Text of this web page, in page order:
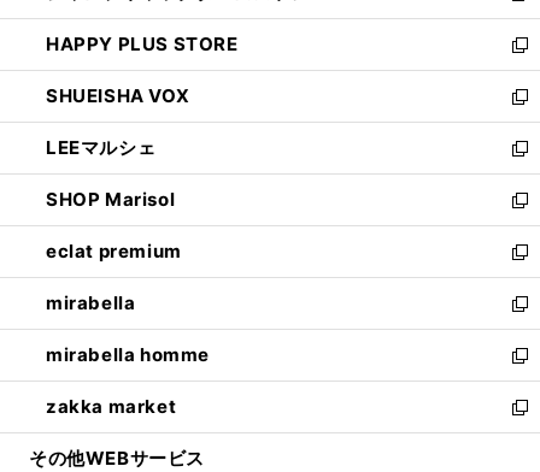
ン
ド
ウ
で
開
く
ウ
ィ
ン
ド
ウ
で
開
く
し
い
ウ
ィ
ン
ド
ウ
で
開
く
HAPPY PLUS STORE
新
し
い
ウ
ィ
ン
ド
ウ
で
開
く
SHUEISHA VOX
新
し
い
ウ
ィ
ン
ド
ウ
で
開
く
LEEマルシェ
新
し
い
ウ
ィ
ン
ド
ウ
で
開
く
SHOP Marisol
新
し
い
ウ
ィ
ン
ド
ウ
で
開
eclat premium
新
し
い
ウ
ィ
ン
ド
ウ
mirabella
新
し
い
ウ
ィ
ン
mirabella homme
新
し
い
ウ
zakka market
新
し
その他WEBサービス